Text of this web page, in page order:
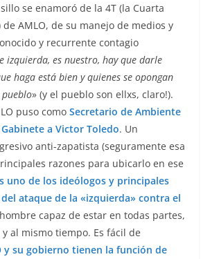
se enamoró de la 4T (la Cuarta
AMLO, de su manejo de medios y
y recurrente contagio
izquierda, es nuestro, hay que darle
haga está bien y quienes se opongan
pueblo» (y el pueblo son ellxs, claro!).
puso como Secretario de Ambiente
a Victor Toledo. Un
anti-zapatista (seguramente esa
razones para ubicarlo en ese
uno de los ideólogos y principales
ataque de la «izquierda» contra el
capaz de estar en todas partes,
al mismo tiempo. Es fácil de
y su gobierno tienen la función de